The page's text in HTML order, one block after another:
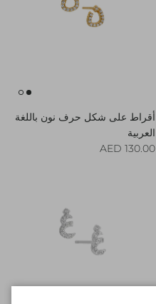
أقراط على شكل حرف نون باللغة
العربية
Regular price
130.00 AED